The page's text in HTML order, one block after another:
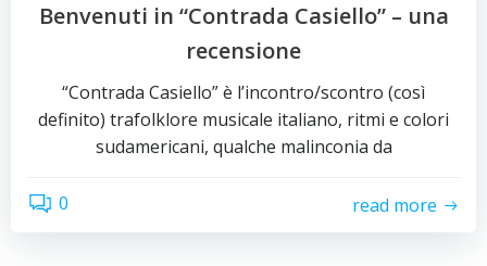
Benvenuti in “Contrada Casiello” – una
recensione
“Contrada Casiello” è l’incontro/scontro (così
definito) trafolklore musicale italiano, ritmi e colori
sudamericani, qualche malinconia da
0 read more